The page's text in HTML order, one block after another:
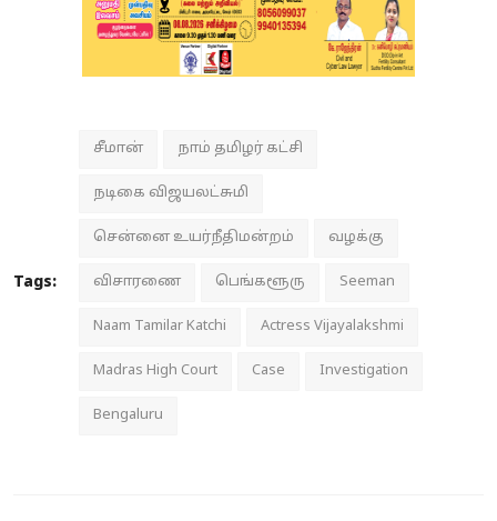
Tags:
சீமான் நாம் தமிழர் கட்சி
நடிகை விஜயலட்சுமி
சென்னை உயர்நீதிமன்றம் வழக்கு
விசாரணை பெங்களூரு Seeman
Naam Tamilar Katchi Actress Vijayalakshmi
Madras High Court Case Investigation
Bengaluru